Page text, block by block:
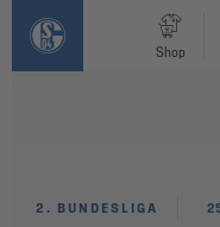
Shop
2. BUNDESLIGA